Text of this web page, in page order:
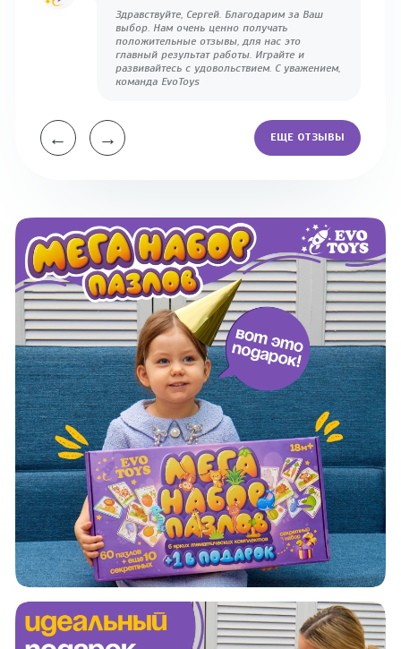
Здравствуйте, Сергей. Благодарим за Ваш
выбор. Нам очень ценно получать
положительные отзывы, для нас это
главный результат работы. Играйте и
развивайтесь с удовольствием. С уважением,
команда EvoToys
← → ЕЩЕ ОТЗЫВЫ